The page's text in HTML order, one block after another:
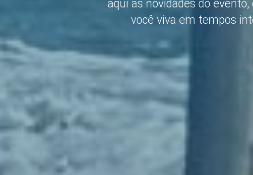
aqui as novidades do
você viva em tempos